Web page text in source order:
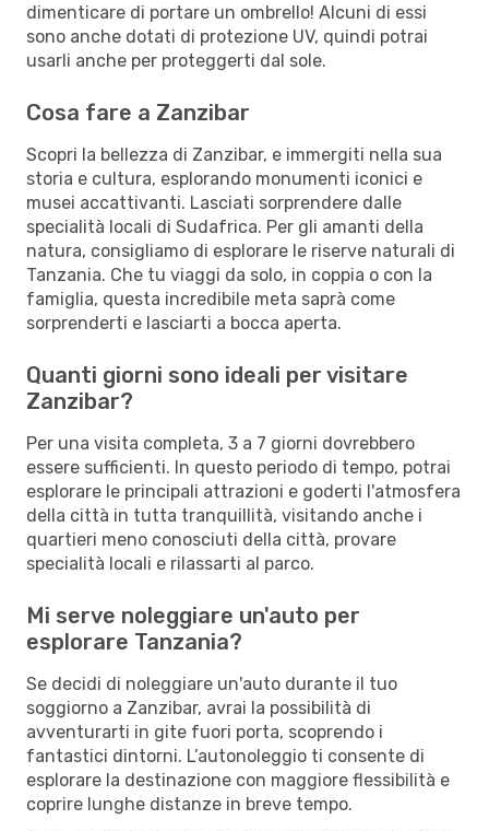
dimenticare di portare un ombrello! Alcuni di essi
sono anche dotati di protezione UV, quindi potrai
usarli anche per proteggerti dal sole.
Cosa fare a Zanzibar
Scopri la bellezza di Zanzibar, e immergiti nella sua
storia e cultura, esplorando monumenti iconici e
musei accattivanti. Lasciati sorprendere dalle
specialità locali di Sudafrica. Per gli amanti della
natura, consigliamo di esplorare le riserve naturali di
Tanzania. Che tu viaggi da solo, in coppia o con la
famiglia, questa incredibile meta saprà come
sorprenderti e lasciarti a bocca aperta.
Quanti giorni sono ideali per visitare
Zanzibar?
Per una visita completa, 3 a 7 giorni dovrebbero
essere sufficienti. In questo periodo di tempo, potrai
esplorare le principali attrazioni e goderti l'atmosfera
della città in tutta tranquillità, visitando anche i
quartieri meno conosciuti della città, provare
specialità locali e rilassarti al parco.
Mi serve noleggiare un'auto per
esplorare Tanzania?
Se decidi di noleggiare un'auto durante il tuo
soggiorno a Zanzibar, avrai la possibilità di
avventurarti in gite fuori porta, scoprendo i
fantastici dintorni. L’autonoleggio ti consente di
esplorare la destinazione con maggiore flessibilità e
coprire lunghe distanze in breve tempo.